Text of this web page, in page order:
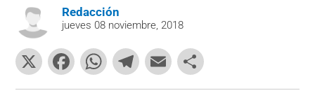
Redacción
jueves 08 noviembre, 2018
X
F
a
W
h
T
el
E
m o